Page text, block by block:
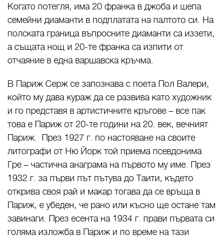
Когато потегля, има 20 франка в джоба и шепа
семейни диаманти в подплатата на палтото си. На
полската граница въпросните диаманти са иззети,
а същата нощ и 20-те франка са изпити от
отчаяние в една варшавска кръчма.
В Париж Серж се запознава с поета Пол Валери,
който му дава кураж да се развива като художник
и го представя в артистичните кръгове – все пак
това е Париж от 20-те години на 20. век, вечният
Париж. През 1927 г. по настояване на своите
литографи от Ню Йорк той приема псевдонима
Гре – частична анаграма на първото му име. През
1932 г. за първи път пътува до Таити, където
открива своя рай и макар тогава да се връща в
Париж, е убеден, че рано или късно ще остане там
завинаги. През есента на 1934 г. прави първата си
голяма изложба в Париж и по време на тази